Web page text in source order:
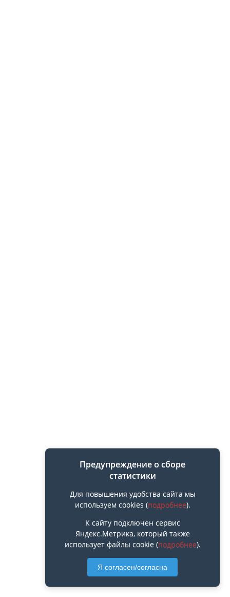
Предупреждение о сборе
статистики
Для повышения удобства сайта мы
используем cookies (подробнее).
К сайту подключен сервис
Яндекс.Метрика, который также
использует файлы cookie (подробнее).
Я согласен/согласна